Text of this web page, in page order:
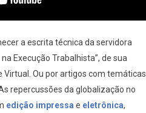
a escrita técnica da servidora
Execução Trabalhista”, de sua
Virtual. Ou por artigos com temáticas
repercussões da globalização no
edição impressa e eletrônica,